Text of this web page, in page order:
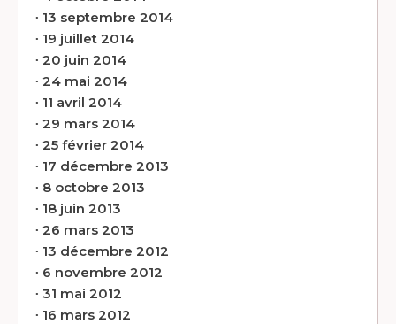
∙ 13 septembre 2014
∙ 19 juillet 2014
∙ 20 juin 2014
∙ 24 mai 2014
∙ 11 avril 2014
∙ 29 mars 2014
∙ 25 février 2014
∙ 17 décembre 2013
∙ 8 octobre 2013
∙ 18 juin 2013
∙ 26 mars 2013
∙ 13 décembre 2012
∙ 6 novembre 2012
∙ 31 mai 2012
∙ 16 mars 2012